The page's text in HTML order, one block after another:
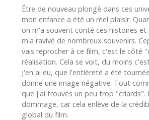
Être de nouveau plongé dans ces
mon enfance a été un réel plaisir.
on m'a souvent conté ces histoires et
m'a ravivé de nombreux souvenirs.
vais reprocher à ce film, c'est le côté
réalisation. Cela se voit, du moins
j'en ai eu, que l'entièreté a été
donne une image négative. Tout
que j'ai trouvés un peu trop
dommage, car cela enlève de la
global du film.